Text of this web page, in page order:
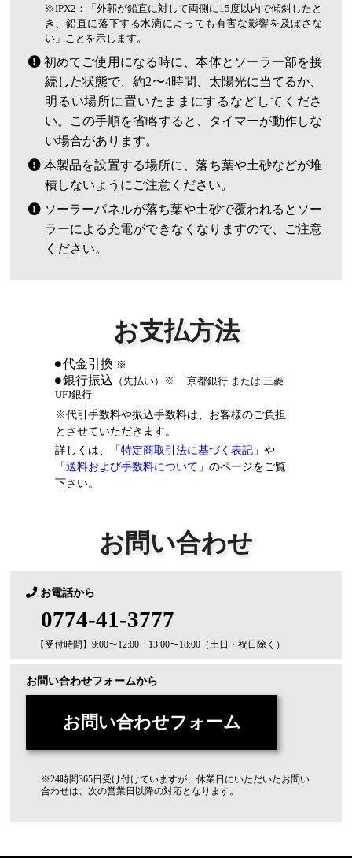
※IPX2：「外郭が鉛直に対して両側に15度以内で傾斜したと
き、鉛直に落下する水滴によっても有害な影響を及ぼさな
い」ことを示します。
初めてご使用になる時に、本体とソーラー部を接
続した状態で、約2〜4時間、太陽光に当てるか、
明るい場所に置いたままにするなどしてくださ
い。この手順を省略すると、タイマーが動作しな
い場合があります。
本製品を設置する場所に、落ち葉や土砂などが堆
積しないようにご注意ください。
ソーラーパネルが落ち葉や土砂で覆われるとソー
ラーによる充電ができなくなりますので、ご注意
ください。
お支払方法
代金引換 ※
銀行振込 （先払い） ※ 京都銀行 または 三菱
UFJ銀行
※代引手数料や振込手数料は、お客様のご負担
とさせていただきます。
詳しくは、「特定商取引法に基づく表記 」や
「送料および手数料について 」のページをご覧
下さい。
お問い合わせ
お電話から
0774-41-3777
【受付時間】9:00〜12:00 13:00〜18:00（土日・祝日除く）
お問い合わせフォームから
お問い合わせフォーム
※24時間365日受け付けていますが、休業日にいただいたお問い
合わせは、次の営業日以降の対応となります。